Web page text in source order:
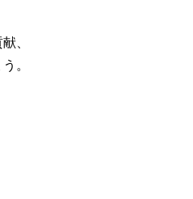
、
。